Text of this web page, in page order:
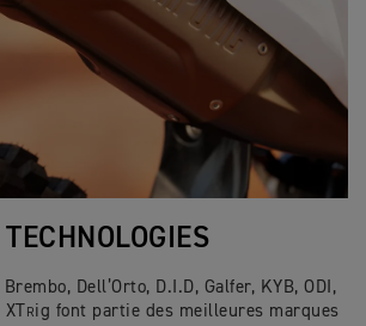
Dell’Orto, D.I.D, Galfer, KYB, ODI,
Rig font partie des meilleures marques